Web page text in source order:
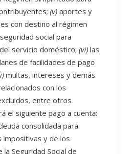
(v) aportes y
con destino al régimen
social para
servicio doméstico; (vi) las
de facilidades de pago
multas, intereses y demás
con los
entre otros.
el siguiente pago a cuenta:
consolidada para
impositivas y de los
la Seguridad Social de